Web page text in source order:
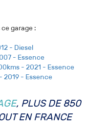
garage :
- Diesel
- Essence
- 2021 - Essence
2019 - Essence
, PLUS DE 850
EN FRANCE